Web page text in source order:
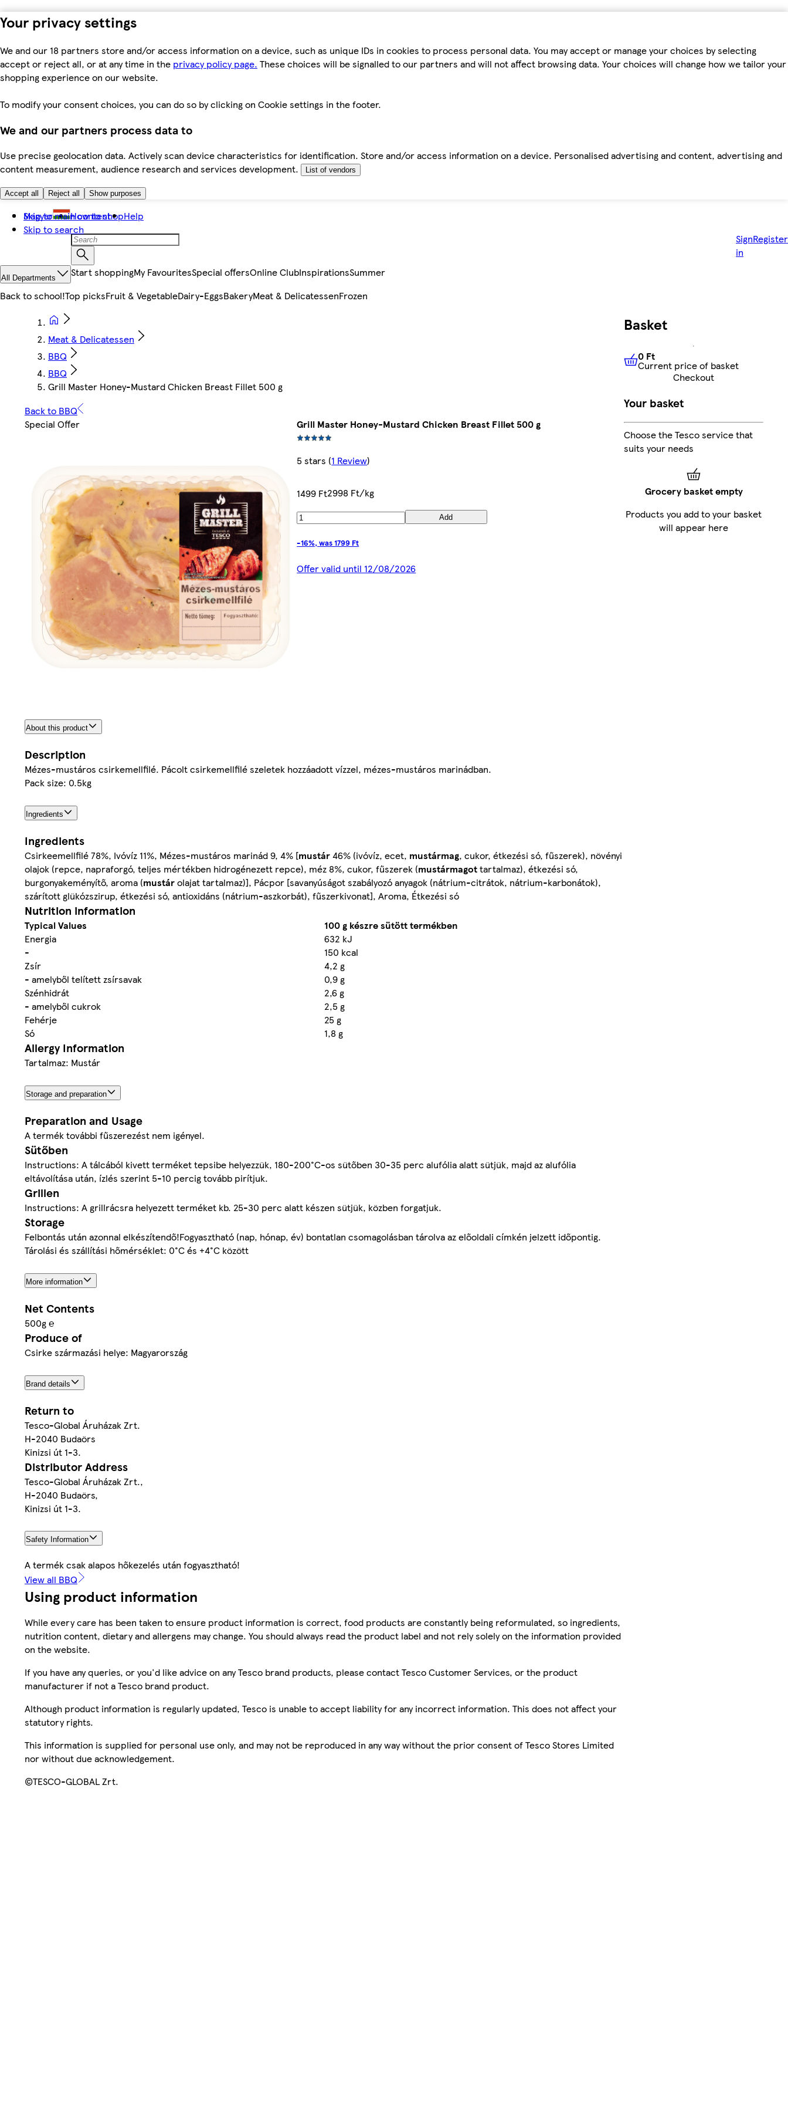
Your privacy settings
We and our 18 partners store and/or access information on a device, such as unique IDs in cookies to process personal data. You may accept or manage your choices by selecting
accept or reject all, or at any time in the privacy policy page. These choices will be signalled to our partners and will not affect browsing data. Your choices will change how we tailor your
shopping experience on our website.
To modify your consent choices, you can do so by clicking on Cookie settings in the footer.
We and our partners process data to
Use precise geolocation data. Actively scan device characteristics for identification. Store and/or access information on a device. Personalised advertising and content, advertising and
content measurement, audience research and services development.
List of vendors
Accept all Reject all Show purposes
Skip to main content
Skip to search
Magyar How to shopHelp
Sign
in
Register
All Departments Start shoppingMy FavouritesSpecial offersOnline ClubInspirationsSummer
Back to school!Top picksFruit & VegetableDairy-EggsBakeryMeat & DelicatessenFrozen
Meat & Delicatessen
BBQ
BBQ
Grill Master Honey-Mustard Chicken Breast Fillet 500 g
Back to BBQ
Special Offer
Grill Master Honey-Mustard Chicken Breast Fillet 500 g
5 stars (1 Review)
1499 Ft2998 Ft/kg
Add
-16%, was 1799 Ft
Offer valid until 12/08/2026
About this product
Description
Mézes-mustáros csirkemellfilé. Pácolt csirkemellfilé szeletek hozzáadott vízzel, mézes-mustáros marinádban.
Pack size: 0.5kg
Ingredients
Ingredients
Csirkeemellfilé 78%, Ivóvíz 11%, Mézes-mustáros marinád 9, 4% [mustár46% (ivóvíz, ecet, mustármag, cukor, étkezési só, fűszerek), növényi
olajok (repce, napraforgó, teljes mértékben hidrogénezett repce), méz 8%, cukor, fűszerek (mustármagottartalmaz), étkezési só,
burgonyakeményítő, aroma (mustárolajat tartalmaz)], Pácpor [savanyúságot szabályozó anyagok (nátrium-citrátok, nátrium-karbonátok),
szárított glükózszirup, étkezési só, antioxidáns (nátrium-aszkorbát), fűszerkivonat], Aroma, Étkezési só
Nutrition information
Typical Values
100 g készre sütött termékben
Energia
632 kJ
-
150 kcal
Zsír
4,2 g
- amelyből telített zsírsavak
0,9 g
Szénhidrát
2,6 g
- amelyből cukrok
2,5 g
Fehérje
25 g
Só
1,8 g
Allergy Information
Tartalmaz: Mustár
Storage and preparation
Preparation and Usage
A termék további fűszerezést nem igényel.
Sütőben
Instructions: A tálcából kivett terméket tepsibe helyezzük, 180-200°C-os sütőben 30-35 perc alufólia alatt sütjük, majd az alufólia
eltávolítása után, ízlés szerint 5-10 percig tovább pirítjuk.
Grillen
Instructions: A grillrácsra helyezett terméket kb. 25-30 perc alatt készen sütjük, közben forgatjuk.
Storage
Felbontás után azonnal elkészítendő!Fogyasztható (nap, hónap, év) bontatlan csomagolásban tárolva az előoldali címkén jelzett időpontig.
Tárolási és szállítási hőmérséklet: 0°C és +4°C között
More information
Net Contents
500g ℮
Produce of
Csirke származási helye: Magyarország
Brand details
Return to
Tesco-Global Áruházak Zrt.
H-2040 Budaörs
Kinizsi út 1-3.
Distributor Address
Tesco-Global Áruházak Zrt.,
H-2040 Budaörs,
Kinizsi út 1-3.
Safety Information
A termék csak alapos hőkezelés után fogyasztható!
View all BBQ
Using product information
While every care has been taken to ensure product information is correct, food products are constantly being reformulated, so ingredients,
nutrition content, dietary and allergens may change. You should always read the product label and not rely solely on the information provided
on the website.
If you have any queries, or you'd like advice on any Tesco brand products, please contact Tesco Customer Services, or the product
manufacturer if not a Tesco brand product.
Although product information is regularly updated, Tesco is unable to accept liability for any incorrect information. This does not affect your
statutory rights.
This information is supplied for personal use only, and may not be reproduced in any way without the prior consent of Tesco Stores Limited
nor without due acknowledgement.
©TESCO-GLOBAL Zrt.
Basket
0 FtCurrent price of basket
0 Ft
Current price of basket
Checkout
Your basket
Choose the Tesco service that
suits your needs
Grocery basket empty
Products you add to your basket
will appear here